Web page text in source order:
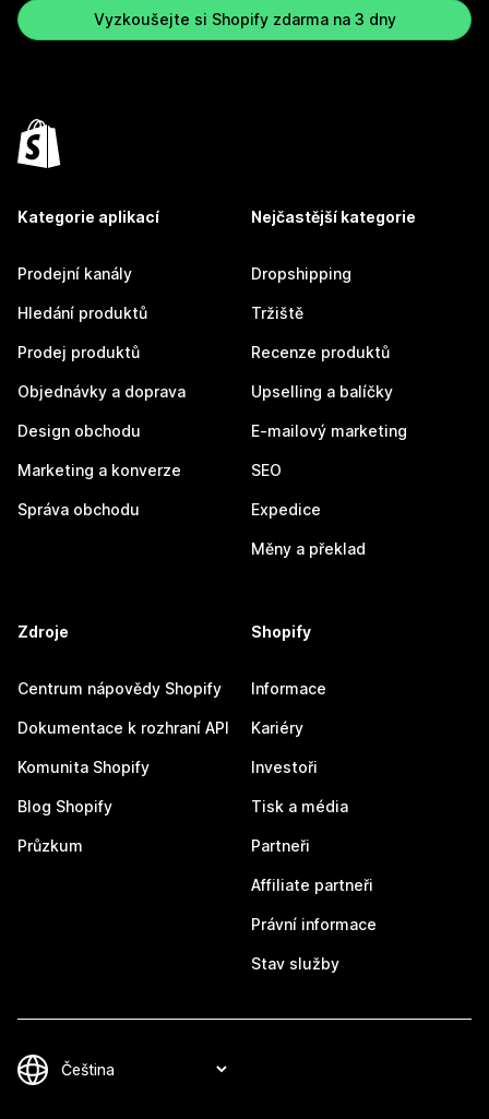
Vyzkoušejte si Shopify zdarma na 3 dny
Kategorie aplikací
Prodejní kanály
Hledání produktů
Prodej produktů
Objednávky a doprava
Design obchodu
Marketing a konverze
Správa obchodu
Nejčastější kategorie
Dropshipping
Tržiště
Recenze produktů
Upselling a balíčky
E-mailový marketing
SEO
Expedice
Měny a překlad
Zdroje
Centrum nápovědy Shopify
Dokumentace k rozhraní API
Komunita Shopify
Blog Shopify
Průzkum
Shopify
Informace
Kariéry
Investoři
Tisk a média
Partneři
Affiliate partneři
Právní informace
Stav služby